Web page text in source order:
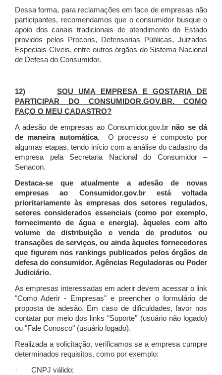
Dessa forma, para reclamações em face de empresas não
participantes, recomendamos que o consumidor busque o
apoio dos canais tradicionais de atendimento do Estado
providos pelos Procons, Defensorias Públicas, Juizados
Especiais Cíveis, entre outros órgãos do Sistema Nacional
de Defesa do Consumidor.
12) SOU UMA EMPRESA E GOSTARIA DE
PARTICIPAR DO CONSUMIDOR.GOV.BR. COMO
FAÇO O MEU CADASTRO?
A adesão de empresas ao Consumidor.gov.br não se dá
de maneira automática. O processo é composto por
algumas etapas, tendo início com a análise do cadastro da
empresa pela Secretaria Nacional do Consumidor –
Senacon.
Destaca-se que atualmente a adesão de novas
empresas ao Consumidor.gov.br está voltada
prioritariamente às empresas dos setores regulados,
setores considerados essenciais (como por exemplo,
fornecimento de água e energia), àqueles com alto
volume de distribuição e venda de produtos ou
transações de serviços, ou ainda àqueles fornecedores
que figurem nos rankings publicados pelos órgãos de
defesa do consumidor, Agências Reguladoras ou Poder
Judiciário.
As empresas interessadas em aderir devem acessar o link
"Como Aderir - Empresas" e preencher o formulário de
proposta de adesão. Em caso de dificuldades, favor nos
contatar por meio dos links "Suporte" (usuário não logado)
ou "Fale Conosco" (usuário logado).
Realizada a solicitação, verificamos se a empresa cumpre
determinados requisitos, como por exemplo:
· CNPJ válido;